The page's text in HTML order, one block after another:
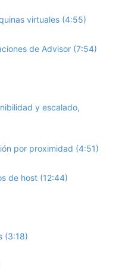
virtuales (4:55)
de Advisor (7:54)
y escalado,
por proximidad (4:51)
de host (12:44)
(3:18)